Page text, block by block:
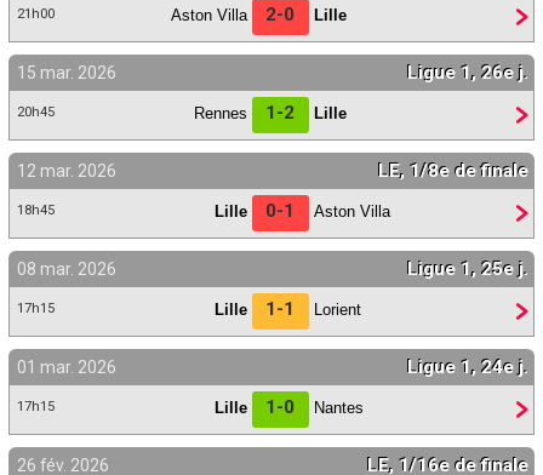
21h00 Aston Villa 2-0 Lille
15 mar. 2026 Ligue 1, 26e j.
20h45 Rennes 1-2 Lille
12 mar. 2026 LE, 1/8e de finale
18h45 Lille 0-1 Aston Villa
08 mar. 2026 Ligue 1, 25e j.
17h15 Lille 1-1 Lorient
01 mar. 2026 Ligue 1, 24e j.
17h15 Lille 1-0 Nantes
26 fév. 2026 LE, 1/16e de finale